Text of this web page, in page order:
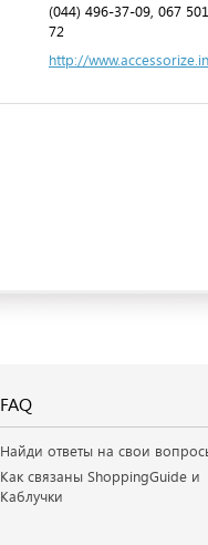
(044) 496-37-09, 067
72
http://
FAQ
Найди ответы на свои
Как связаны ShoppingGuide и
Каблучки